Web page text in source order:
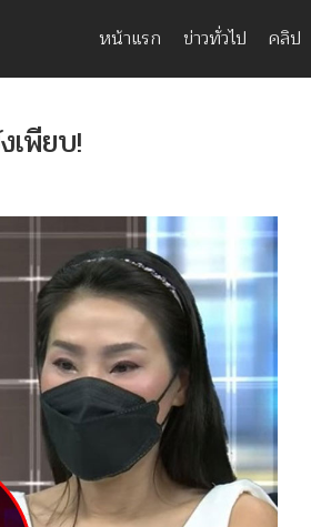
หน้าแรก ข่าวทั่วไป คลิป
เพีย​บ!